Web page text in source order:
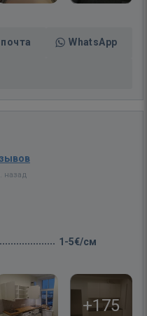
WhatsApp
назад
1-5€/см
+175